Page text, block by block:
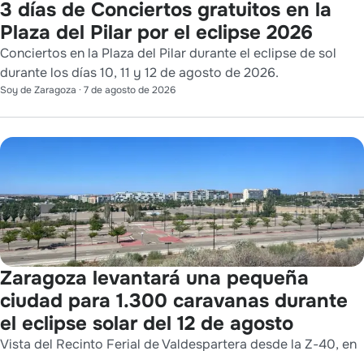
3 días de Conciertos gratuitos en la
Plaza del Pilar por el eclipse 2026
Conciertos en la Plaza del Pilar durante el eclipse de sol
durante los días 10, 11 y 12 de agosto de 2026.
Soy de Zaragoza · 7 de agosto de 2026
Zaragoza levantará una pequeña
ciudad para 1.300 caravanas durante
el eclipse solar del 12 de agosto
Vista del Recinto Ferial de Valdespartera desde la Z-40, en